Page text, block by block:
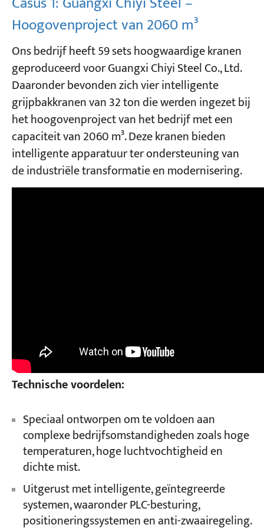
Hoogovenproject van 2060 m³
Ons bedrijf heeft 59 sets hoogwaardige kranen
geproduceerd voor Guangxi Chiyi Steel Co., Ltd.
Daaronder bevonden zich vier intelligente
grijpbakkranen van 32 ton die werden ingezet bij
het hoogovenproject van het bedrijf met een
capaciteit van 2060 m³. Deze kranen bieden
intelligente apparatuur ter ondersteuning van
de industriële transformatie en modernisering.
Technische voordelen:
Speciaal ontworpen om te voldoen aan
complexe bedrijfsomstandigheden zoals hoge
temperaturen, hoge luchtvochtigheid en
dichte mist.
Uitgerust met intelligente, geïntegreerde
systemen, waaronder PLC-besturing,
positioneringssystemen en anti-zwaairegeling.